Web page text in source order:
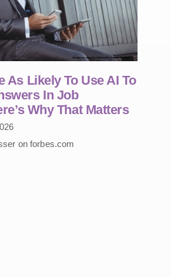
As Likely To Use AI To
In Job
Why That Matters
on forbes.com